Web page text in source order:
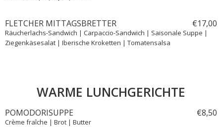
FLETCHER MITTAGSBRETTER €17,00
Räucherlachs-Sandwich | Carpaccio-Sandwich | Saisonale Suppe |
Ziegenkäsesalat | Iberische Kroketten | Tomatensalsa
WARME LUNCHGERICHTE
POMODORISUPPE €8,50
Crème fraîche | Brot | Butter